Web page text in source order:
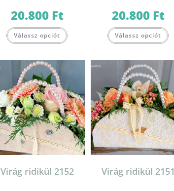
20.800 Ft
Válassz opciót
20.800 Ft
Válassz opciót
Virág ridikül 2152 Virág ridikül 2151